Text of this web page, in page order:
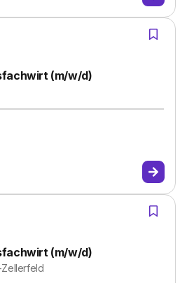
(m/w/d)
(m/w/d)
Zellerfeld